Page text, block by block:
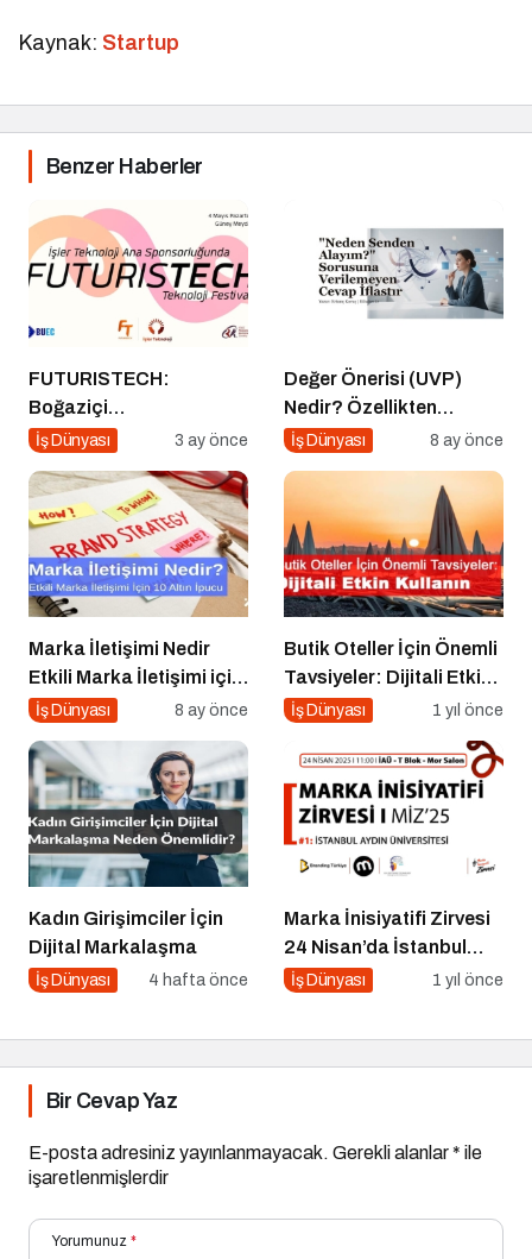
Kaynak: Startup
Benzer Haberler
FUTURISTECH:
Boğaziçi
Üniversitesi’nde
Eğlencenin Buluştuğu
Büyük Festival!
İş Dünyası 3 ay önce
Değer Önerisi (UVP)
Nedir? Özellikten
Faydaya Geçiş
İş Dünyası 8 ay önce
Marka İletişimi Nedir
Etkili Marka İletişimi için
10 Altın Öneri
İş Dünyası 8 ay önce
Butik Oteller İçin Önemli
Tavsiyeler: Dijitali Etkin
Kullanın
İş Dünyası 1 yıl önce
Kadın Girişimciler İçin
Dijital Markalaşma
İş Dünyası 4 hafta önce
Marka İnisiyatifi Zirvesi
24 Nisan’da İstanbul
Aydın Üniversitesi’nde!
İş Dünyası 1 yıl önce
Bir Cevap Yaz
E-posta adresiniz yayınlanmayacak. Gerekli alanlar* ile
işaretlenmişlerdir
Yorumunuz *